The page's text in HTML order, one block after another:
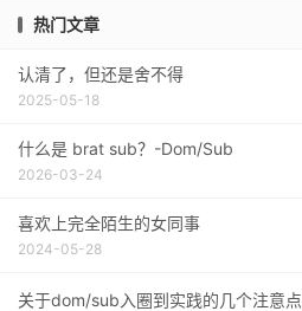
热门文章
认清了，但还是舍不得
2025-05-18
什么是 brat sub？-Dom/Sub
2026-03-24
喜欢上完全陌生的女同事
2024-05-28
关于dom/sub入圈到实践的几个注意点